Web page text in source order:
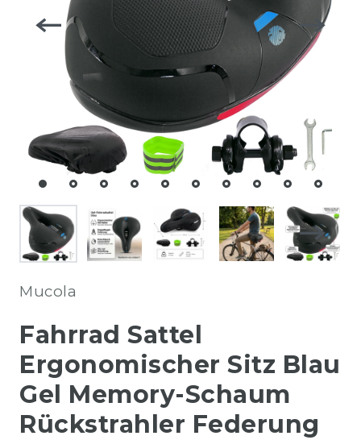
Mucola
Fahrrad Sattel
Ergonomischer Sitz Blau
Gel Memory-Schaum
Rückstrahler Federung